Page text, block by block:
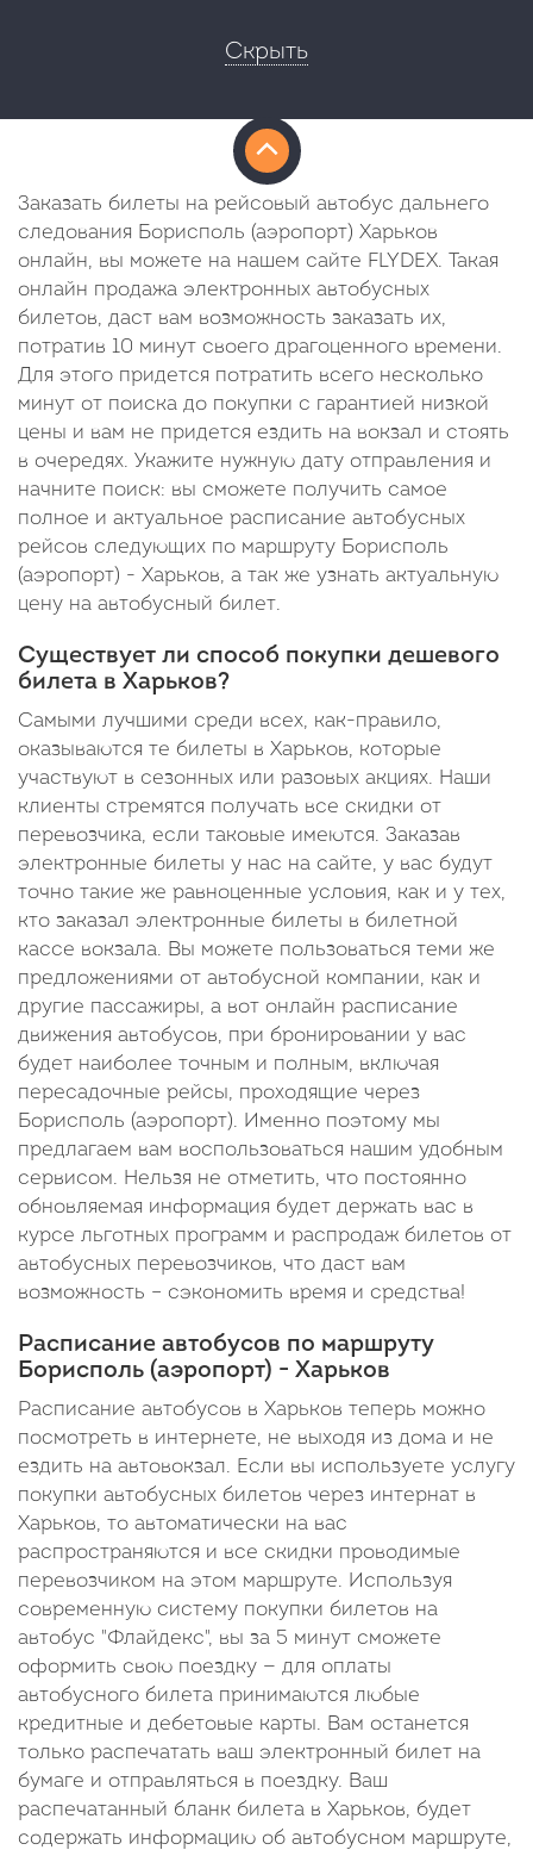
Скрыть
Заказать билеты на рейсовый автобус дальнего
следования Борисполь (аэропорт) Харьков
онлайн, вы можете на нашем сайте FLYDEX. Такая
онлайн продажа электронных автобусных
билетов, даст вам возможность заказать их,
потратив 10 минут своего драгоценного времени.
Для этого придется потратить всего несколько
минут от поиска до покупки с гарантией низкой
цены и вам не придется ездить на вокзал и стоять
в очередях. Укажите нужную дату отправления и
начните поиск: вы сможете получить самое
полное и актуальное расписание автобусных
рейсов следующих по маршруту Борисполь
(аэропорт) - Харьков, а так же узнать актуальную
цену на автобусный билет.
Существует ли способ покупки дешевого
билета в Харьков?
Самыми лучшими среди всех, как-правило,
оказываются те билеты в Харьков, которые
участвуют в сезонных или разовых акциях. Наши
клиенты стремятся получать все скидки от
перевозчика, если таковые имеются. Заказав
электронные билеты у нас на сайте, у вас будут
точно такие же равноценные условия, как и у тех,
кто заказал электронные билеты в билетной
кассе вокзала. Вы можете пользоваться теми же
предложениями от автобусной компании, как и
другие пассажиры, а вот онлайн расписание
движения автобусов, при бронировании у вас
будет наиболее точным и полным, включая
пересадочные рейсы, проходящие через
Борисполь (аэропорт). Именно поэтому мы
предлагаем вам воспользоваться нашим удобным
сервисом. Нельзя не отметить, что постоянно
обновляемая информация будет держать вас в
курсе льготных программ и распродаж билетов от
автобусных перевозчиков, что даст вам
возможность – сэкономить время и средства!
Расписание автобусов по маршруту
Борисполь (аэропорт) - Харьков
Расписание автобусов в Харьков теперь можно
посмотреть в интернете, не выходя из дома и не
ездить на автовокзал. Если вы используете услугу
покупки автобусных билетов через интернат в
Харьков, то автоматически на вас
распространяются и все скидки проводимые
перевозчиком на этом маршруте. Используя
современную систему покупки билетов на
автобус "Флайдекс", вы за 5 минут сможете
оформить свою поездку — для оплаты
автобусного билета принимаются любые
кредитные и дебетовые карты. Вам останется
только распечатать ваш электронный билет на
бумаге и отправляться в поездку. Ваш
распечатанный бланк билета в Харьков, будет
содержать информацию об автобусном маршруте,